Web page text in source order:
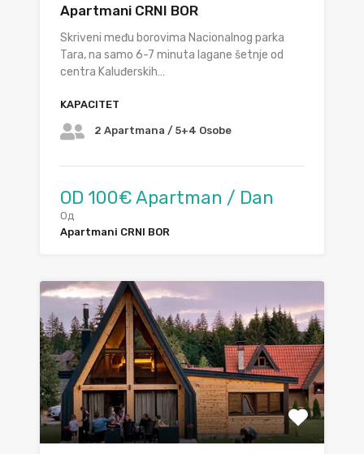
Apartmani CRNI BOR
Skriveni među borovima Nacionalnog parka
Tara, na samo 6-7 minuta lagane šetnje od
centra Kaluđerskih…
KAPACITET
2 Apartmana / 5+4 Osobe
OD 100€ Apartman / Dan
Од
Apartmani CRNI BOR